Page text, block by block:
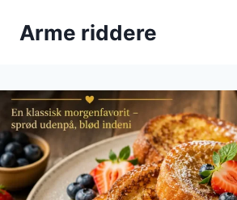
Arme riddere